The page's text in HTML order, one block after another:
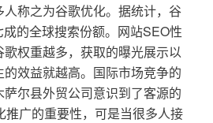
称之为谷歌优化。据统计，谷
的全球搜索份额。网站SEO性
权重越多，获取的曝光展示以
效益就越高。国际市场竞争的
尔县外贸公司意识到了客源的
推广的重要性，可是当很多人接